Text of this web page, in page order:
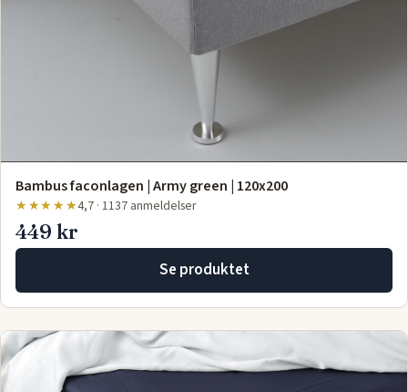
Bambus faconlagen | Army green | 120x200
★★★★★4,7 · 1137 anmeldelser
449 kr
Se produktet